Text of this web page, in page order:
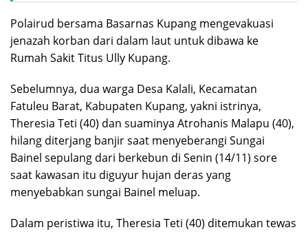
Polairud bersama Basarnas Kupang mengevakuasi
jenazah korban dari dalam laut untuk dibawa ke
Rumah Sakit Titus Ully Kupang.
Sebelumnya, dua warga Desa Kalali, Kecamatan
Fatuleu Barat, Kabupaten Kupang, yakni istrinya,
Theresia Teti (40) dan suaminya Atrohanis Malapu (40),
hilang diterjang banjir saat menyeberangi Sungai
Bainel sepulang dari berkebun di Senin (14/11) sore
saat kawasan itu diguyur hujan deras yang
menyebabkan sungai Bainel meluap.
Dalam peristiwa itu, Theresia Teti (40) ditemukan tewas